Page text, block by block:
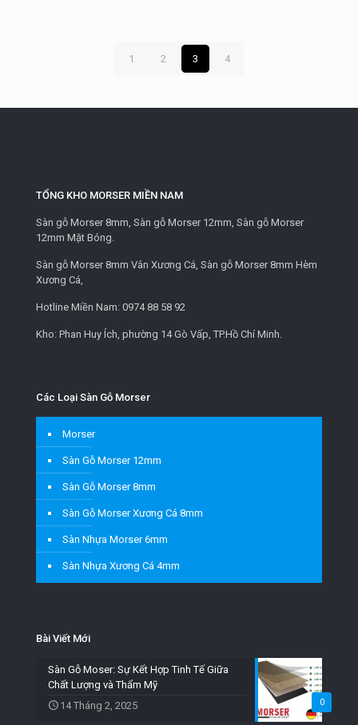
1 2 3 4
TỔNG KHO MORSER MIỀN NAM
Sàn gỗ Morser 8mm, Sàn gỗ Morser 12mm, Sàn gỗ Morser
12mm Mặt Bóng.
Sàn gỗ Morser 8mm Vân Xương Cá, Sàn gỗ Morser 8mm Hèm
Xương Cá,
Hotline Miền Nam: 0974 88 58 92
Kho: Phan Huy Ích, phường 14 Gò Vấp, TP.Hồ Chí Minh.
Các Loại Sàn Gỗ Morser
Morser
Sàn Gỗ Morser 12mm
Sàn Gỗ Morser 8mm
Sàn Gỗ Morser Xương Cá 8mm
Sàn Nhựa Morser 6mm
Sàn Nhựa Xương Cá 4mm
Bài Viết Mới
0
Sàn Gỗ Moser: Sự Kết Hợp Tinh Tế Giữa
Chất Lượng và Thẩm Mỹ
14 Tháng 2, 2025